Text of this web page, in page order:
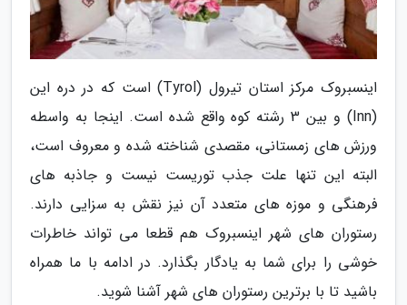
اینسبروک مرکز استان تیرول (Tyrol) است که در دره این
(Inn) و بین 3 رشته کوه واقع شده است. اینجا به واسطه
ورزش های زمستانی، مقصدی شناخته شده و معروف است،
البته این تنها علت جذب توریست نیست و جاذبه های
فرهنگی و موزه های متعدد آن نیز نقش به سزایی دارند.
رستوران های شهر اینسبروک هم قطعا می تواند خاطرات
خوشی را برای شما به یادگار بگذارد. در ادامه با ما همراه
باشید تا با برترین رستوران های شهر آشنا شوید.